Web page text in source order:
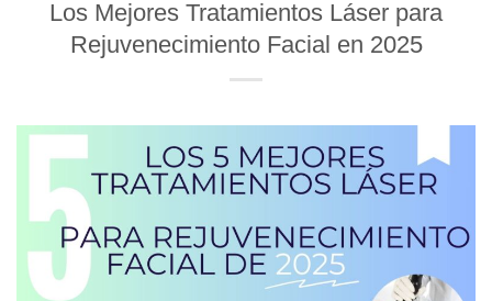
Los Mejores Tratamientos Láser para
Rejuvenecimiento Facial en 2025